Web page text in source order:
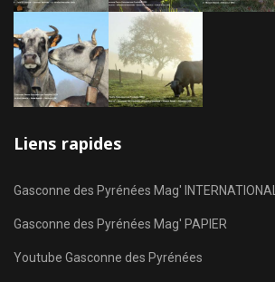
Liens rapides
Gasconne des Pyrénées Mag' INTERNATIONAL
Gasconne des Pyrénées Mag' PAPIER
Youtube Gasconne des Pyrénées